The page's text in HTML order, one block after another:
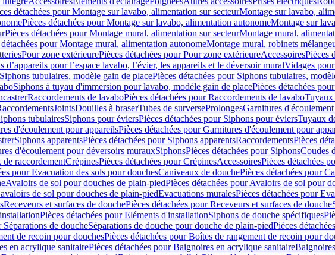
détachées pour Montage sur lavabo, alimentation sur secteurMontage sur lavabo,
Pièces détachées pour Montage sur lavabo, alimentation autonomeMontage sur
Pièces détachées pour Montage mural, alimentation sur secteurMontage mural,
détachées pour Montage mural, alimentation autonomeMontage mural, robinets
Pour zone extérieurePièces détachées pour Pour zone extérieureAccessoiresPièces
d’appareils pour l’espace lavabo, l’évier, les appareils et le déversoir muralVidages
Siphons tubulaires, modèle gain de placePièces détachées pour Siphons tubulaires,
Siphons à tuyau d'immersion pour lavabo, modèle gain de placePièces détachées
Raccordements de lavaboPièces détachées pour Raccordements de lavaboTuyaux
JointsDouilles à braserTubes de surverseProlongesGarnitures
tubulairesSiphons pour éviersPièces détachées pour Siphons pour éviersTuyaux
d'écoulement pour appareilsPièces détachées pour Garnitures d'écoulement pour
Siphons apparentsPièces détachées pour Siphons apparentsRaccordementsPièces
d'écoulement pour déversoirs murauxSiphonsPièces détachées pour SiphonsCoudes
de raccordementCrépinesPièces détachées pour CrépinesAccessoiresPièces détachées
pour Evacuation des sols pour douchesCaniveaux de douchePièces détachées pour
Avaloirs de sol pour douches de plain-piedPièces détachées pour Avaloirs de sol pour
de sol pour douches de plain-piedEvacuations muralesPièces détachées pour
Receveurs et surfaces de douchePièces détachées pour Receveurs et surfaces de douche
Pièces détachées pour Eléments d'installationSiphons de douche spécifiques
Séparations de doucheSéparations de douche pour douche de plain-piedPièces
de recoin pour douchesPièces détachées pour Boîtes de rangement de recoin pour
en acrylique sanitairePièces détachées pour Baignoires en acrylique sanitaire